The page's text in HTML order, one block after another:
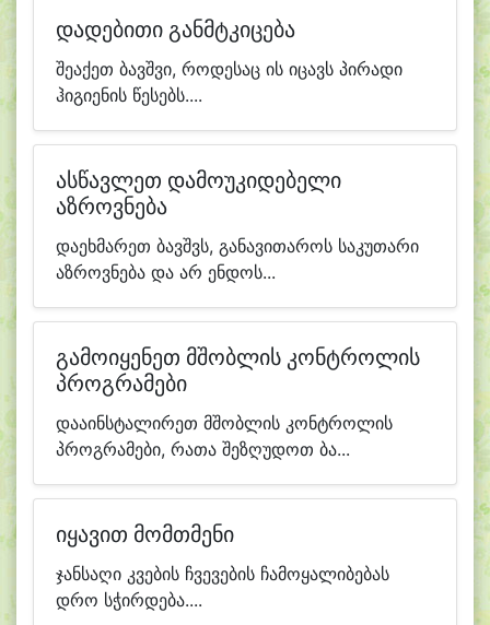
დადებითი განმტკიცება
შეაქეთ ბავშვი, როდესაც ის იცავს პირადი
ჰიგიენის წესებს....
ასწავლეთ დამოუკიდებელი
აზროვნება
დაეხმარეთ ბავშვს, განავითაროს საკუთარი
აზროვნება და არ ენდოს...
გამოიყენეთ მშობლის კონტროლის
პროგრამები
დააინსტალირეთ მშობლის კონტროლის
პროგრამები, რათა შეზღუდოთ ბა...
იყავით მომთმენი
ჯანსაღი კვების ჩვევების ჩამოყალიბებას
დრო სჭირდება....